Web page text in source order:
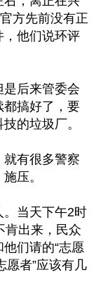
方先前没有正
，他们说环评
后来管委会
都搞好了，要
的垃圾厂。
有很多警察
压。
。当天下午2时
肯出来，民众
们请的“志愿
愿者”应该有几